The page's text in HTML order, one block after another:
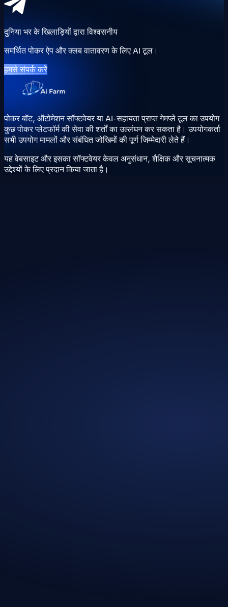
दुनिया भर के खिलाड़ियों द्वारा विश्वसनीय
समर्थित पोकर ऐप और क्लब वातावरण के लिए AI टूल।
हमसे संपर्क करें
पोकर बॉट, ऑटोमेशन सॉफ्टवेयर या AI-सहायता प्राप्त गेमप्ले टूल का उपयोग
कुछ पोकर प्लेटफॉर्म की सेवा की शर्तों का उल्लंघन कर सकता है। उपयोगकर्ता
सभी उपयोग मामलों और संबंधित जोखिमों की पूर्ण जिम्मेदारी लेते हैं।
यह वेबसाइट और इसका सॉफ्टवेयर केवल अनुसंधान, शैक्षिक और सूचनात्मक
उद्देश्यों के लिए प्रदान किया जाता है।